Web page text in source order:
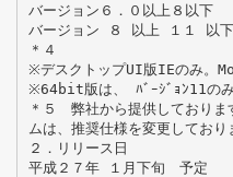
バージョン６．０以上８以下
バージョン ８ 以上 １１ 以下
＊４
※デスクトップUI版IEのみ。
※64bit版は、 ﾊﾞｰｼﾞｮﾝ11のみ
＊５ 弊社から提供しており
ムは、推奨仕様を変更しており
２．リリース日
平成２７年 １月下旬 予定